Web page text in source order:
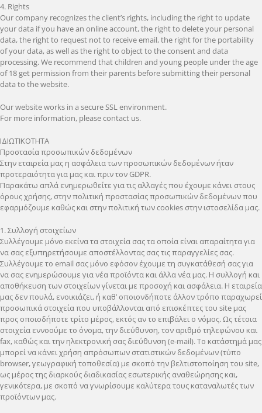
4. Rights
Our company recognizes the client’s rights, including the right to update
your data if you have an online account, the right to delete your personal
data, the right to request not to receive email, the right for the portability
of your data, as well as the right to object to the consent and data
processing. We recommend that children and young people under the age
of 18 get permission from their parents before submitting their personal
data to the website.
Our website works in a secure SSL environment.
For more information, please contact us.
ΙΔΙΩΤΙΚΟΤΗΤΑ
Προστασία προσωπικών δεδομένων
Στην εταιρεία μας η ασφάλεια των προσωπικών δεδομένων ήταν
προτεραιότητα για μας και πριν τον GDPR.
Παρακάτω απλά ενημερωθείτε για τις αλλαγές που έχουμε κάνει στους
όρους χρήσης, στην πολιτική προστασίας προσωπικών δεδομένων που
εφαρμόζουμε καθώς και στην πολιτική των cookies στην ιστοσελίδα μας.
1. Συλλογή στοιχείων
Συλλέγουμε μόνο εκείνα τα στοιχεία σας τα οποία είναι απαραίτητα για
να σας εξυπηρετήσουμε αποστέλλοντας σας τις παραγγελίες σας.
Συλλέγουμε το email σας μόνο εφόσον έχουμε τη συγκατάθεσή σας για
να σας ενημερώσουμε για νέα προϊόντα και άλλα νέα μας. Η συλλογή και
αποθήκευση των στοιχείων γίνεται με προσοχή και ασφάλεια. Η εταιρεία
μας δεν πουλά, ενοικιάζει, ή καθ’ οποιονδήποτε άλλον τρόπο παραχωρεί
προσωπικά στοιχεία που υποβάλλονται από επισκέπτες του site μας
προς οποιοδήποτε τρίτο μέρος, εκτός αν το επιβάλει ο νόμος. Ως τέτοια
στοιχεία εννοούμε το όνομα, την διεύθυνση, τον αριθμό τηλεφώνου και
fax, καθώς και την ηλεκτρονική σας διεύθυνση (e-mail). Το κατάστημά μας
μπορεί να κάνει χρήση απρόσωπων στατιστικών δεδομένων (τύπο
browser, γεωγραφική τοποθεσία) με σκοπό την βελτιστοποίηση του site,
ως μέρος της διαρκούς διαδικασίας εσωτερικής αναθεώρησης και,
γενικότερα, με σκοπό να γνωρίσουμε καλύτερα τους καταναλωτές των
προϊόντων μας.